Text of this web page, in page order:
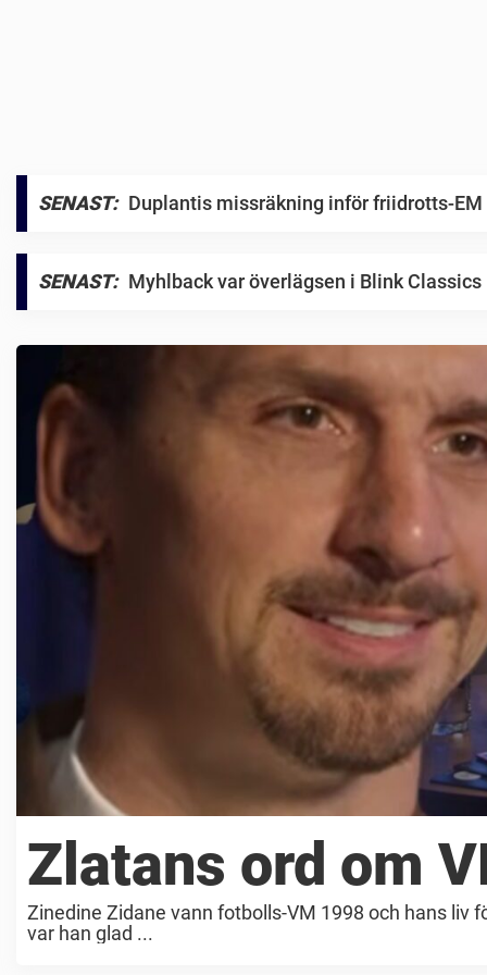
S
p
o
r
b
i
l
n
–
A
l
SENAST: Duplantis missräkning inför friidrotts-EM
SENAST: Myhlback var överlägsen i Blink Classics
Zlatans ord om
Zinedine Zidane vann fotbolls-VM 1998 och hans
var han glad ...